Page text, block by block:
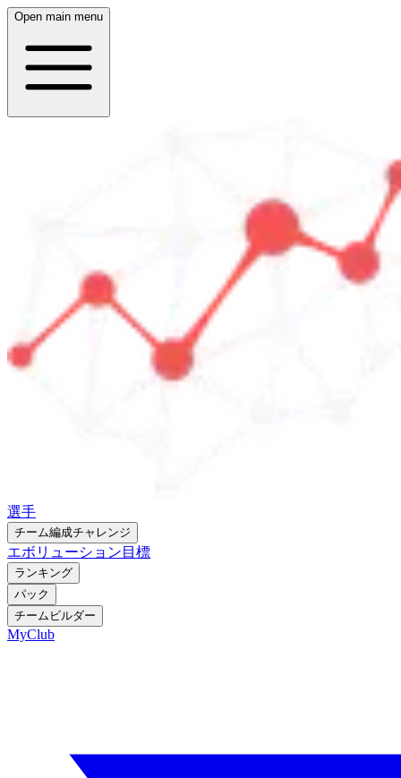
Open main menu
選手
チーム編成チャレンジ
エボリューション 目標
ランキング
パック
チームビルダー
MyClub